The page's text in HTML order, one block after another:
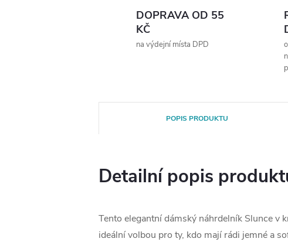
DOPRAVA OD 55
KČ
na výdejní místa DPD
POPIS PRODUKTU
Detailní popis
Tento elegantní dámský náhrdelník Slunce v
ideální volbou pro ty, kdo mají rádi jemné a